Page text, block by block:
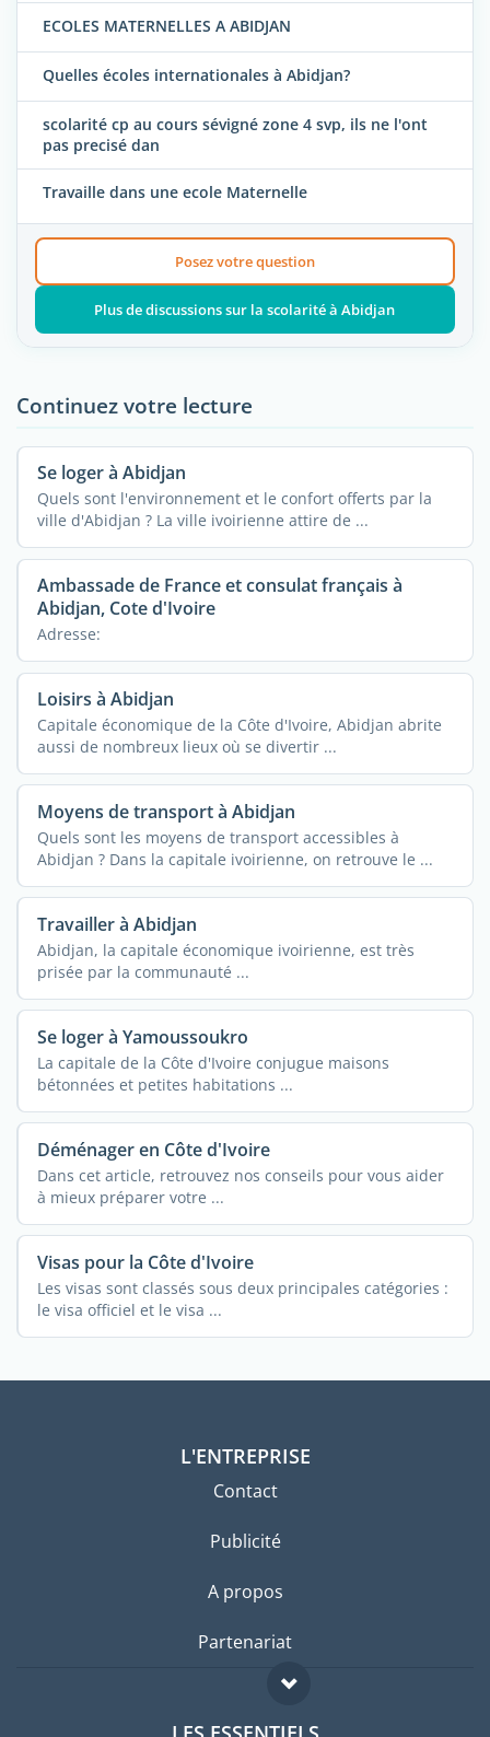
ECOLES MATERNELLES A ABIDJAN
Quelles écoles internationales à Abidjan?
scolarité cp au cours sévigné zone 4 svp, ils ne l'ont
pas precisé dan
Travaille dans une ecole Maternelle
Posez votre question
Plus de discussions sur la scolarité à Abidjan
Continuez votre lecture
Se loger à Abidjan
Quels sont l'environnement et le confort offerts par la
ville d'Abidjan ? La ville ivoirienne attire de ...
Ambassade de France et consulat français à
Abidjan, Cote d'Ivoire
Adresse:
Loisirs à Abidjan
Capitale économique de la Côte d'Ivoire, Abidjan abrite
aussi de nombreux lieux où se divertir ...
Moyens de transport à Abidjan
Quels sont les moyens de transport accessibles à
Abidjan ? Dans la capitale ivoirienne, on retrouve le ...
Travailler à Abidjan
Abidjan, la capitale économique ivoirienne, est très
prisée par la communauté ...
Se loger à Yamoussoukro
La capitale de la Côte d'Ivoire conjugue maisons
bétonnées et petites habitations ...
Déménager en Côte d'Ivoire
Dans cet article, retrouvez nos conseils pour vous aider
à mieux préparer votre ...
Visas pour la Côte d'Ivoire
Les visas sont classés sous deux principales catégories :
le visa officiel et le visa ...
L'ENTREPRISE
Contact
Publicité
A propos
Partenariat